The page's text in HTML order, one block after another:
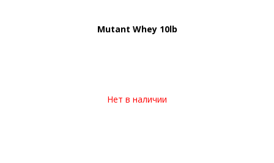
Mutant Whey 10lb
Нет в наличии